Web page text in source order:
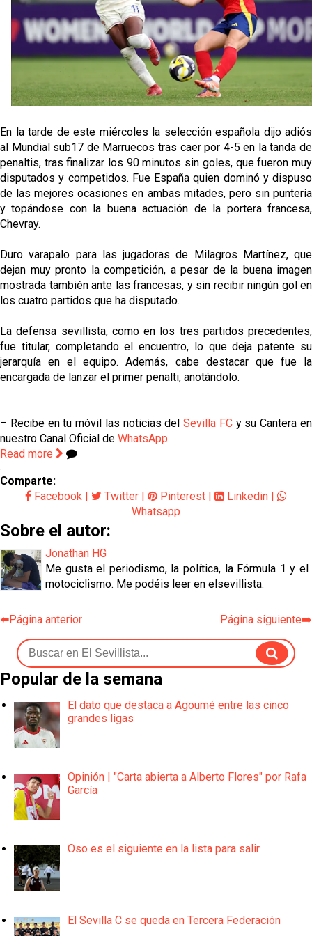
Kochorashvili, seria opción para reforzar el centro
del campo sevillista
Sow muy cerca de cerrar su traspaso al Genoa
Oso es el siguiente en la lista para salir
Banquillos confirmados: así queda la cantera del
Sevilla Femenino para la 2026/27
En la tarde de este miércoles la selección española dijo adiós
al Mundial sub17 de Marruecos tras caer por 4-5 en la tanda de
penaltis, tras finalizar los 90 minutos sin goles, que fueron muy
disputados y competidos. Fue España quien dominó y dispuso
de las mejores ocasiones en ambas mitades, pero sin puntería
y topándose con la buena actuación de la portera francesa,
Chevray.
Duro varapalo para las jugadoras de Milagros Martínez, que
dejan muy pronto la competición, a pesar de la buena imagen
mostrada también ante las francesas, y sin recibir ningún gol en
los cuatro partidos que ha disputado.
La defensa sevillista, como en los tres partidos precedentes,
fue titular, completando el encuentro, lo que deja patente su
jerarquía en el equipo. Además, cabe destacar que fue la
encargada de lanzar el primer penalti, anotándolo.
– Recibe en tu móvil las noticias delSevilla FCy su Cantera en
nuestro Canal Oficial de WhatsApp.
Read more
Comparte:
Facebook | Twitter | Pinterest | Linkedin |
Whatsapp
Sobre el autor:
Jonathan HG
Me gusta el periodismo, la política, la Fórmula 1 y el
motociclismo. Me podéis leer en elsevillista.
⬅️Página anterior Página siguiente➡️
Popular de la semana
El dato que destaca a Agoumé entre las cinco
grandes ligas
Opinión | "Carta abierta a Alberto Flores" por Rafa
García
Oso es el siguiente en la lista para salir
El Sevilla C se queda en Tercera Federación